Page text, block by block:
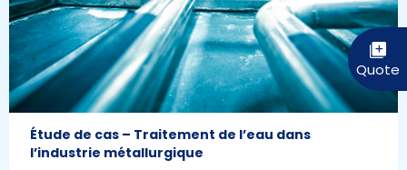
Étude de cas – Traitement de l’eau dans
l’industrie métallurgique